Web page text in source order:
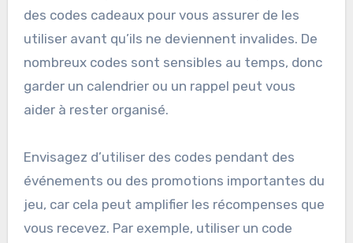
des codes cadeaux pour vous assurer de les
utiliser avant qu’ils ne deviennent invalides. De
nombreux codes sont sensibles au temps, donc
garder un calendrier ou un rappel peut vous
aider à rester organisé.
Envisagez d’utiliser des codes pendant des
événements ou des promotions importantes du
jeu, car cela peut amplifier les récompenses que
vous recevez. Par exemple, utiliser un code